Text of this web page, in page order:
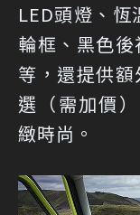
LED頭燈、
輪框、黑色
等，還提供
選（需加價
緻時尚。